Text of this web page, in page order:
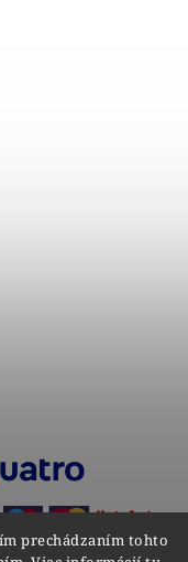
prechádzaním tohto